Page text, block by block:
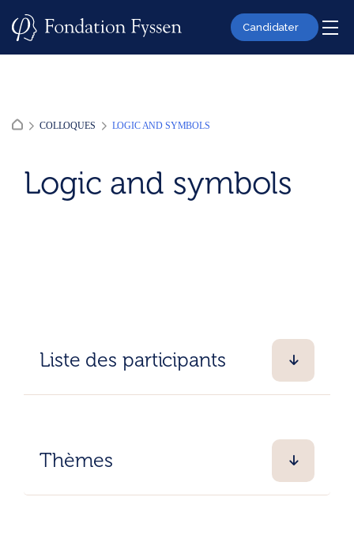
Candidater
COLLOQUES LOGIC AND SYMBOLS
Logic and symbols
Liste des participants
Thèmes